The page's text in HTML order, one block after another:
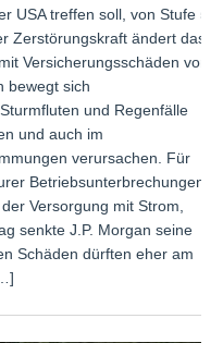
USA treffen soll, von Stufe 5
Zerstörungskraft ändert das
Versicherungsschäden von
bewegt sich
und Regenfälle
und auch im
verursachen. Für
Betriebsunterbrechungen,
Versorgung mit Strom,
senkte J.P. Morgan seine
Schäden dürften eher am